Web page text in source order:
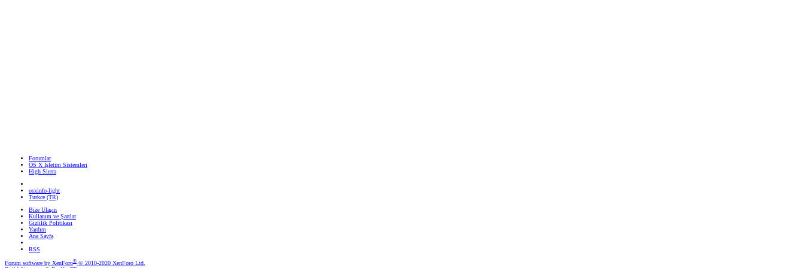
Forumlar
OS X İşletim Sistemleri
High Sierra
osxinfo-light
Turkce (TR)
Bize Ulaşın
Kullanım ve Şartlar
Gizlilik Politikası
Yardım
Ana Sayfa
RSS
Forum software by XenForo® © 2010-2020 XenForo Ltd.